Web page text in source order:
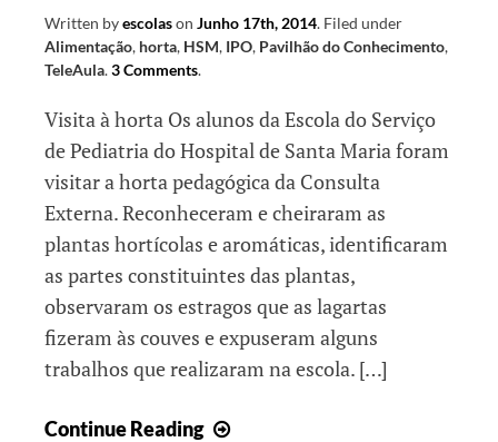
Written byescolason Junho 17th, 2014. Filed under
Alimentação, horta, HSM, IPO, Pavilhão do Conhecimento,
TeleAula.3 Comments.
Visita à horta Os alunos da Escola do Serviço
de Pediatria do Hospital de Santa Maria foram
visitar a horta pedagógica da Consulta
Externa. Reconheceram e cheiraram as
plantas hortícolas e aromáticas, identificaram
as partes constituintes das plantas,
observaram os estragos que as lagartas
fizeram às couves e expuseram alguns
trabalhos que realizaram na escola. […]
Continue Reading